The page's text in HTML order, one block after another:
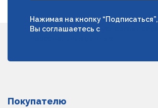
Нажимая на кнопку “Подписаться”,
Вы соглашаетесь с
Покупателю